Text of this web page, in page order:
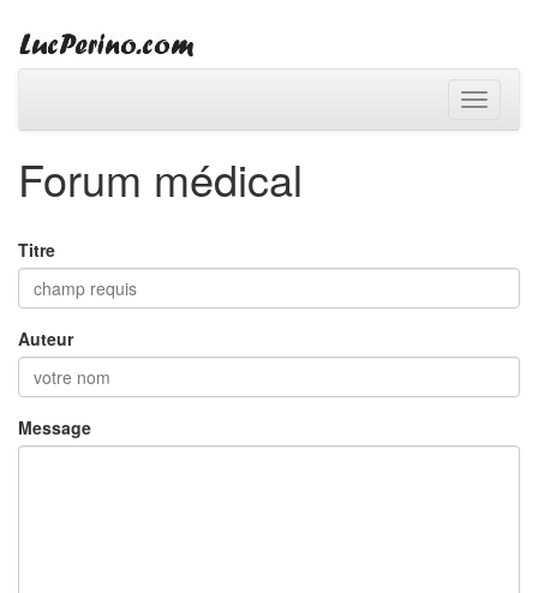
Toggle
Forum médical
Titre
Auteur
Message